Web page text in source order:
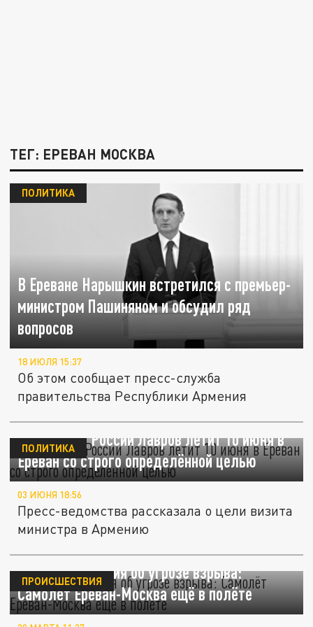
ТЕГ: ЕРЕВАН МОСКВА
В Ереване Нарышкин встретился с премьер-
министром Пашиняном и обсудил ряд
вопросов
ПОЛИТИКА
18 ИЮЛЯ 15:37
Об этом сообщает пресс-служба
правительства Республики Армения
Глава МИД России Лавров летит 10 июня в
Ереван со строго определённой целью
ПОЛИТИКА
03 ИЮНЯ 18:56
Пресс-ведомства рассказала о цели визита
министра в Армению
Новые сообщения об угрозе взрыва:
Самолёт Ереван-Москва ещё в полёте
ПРОИСШЕСТВИЯ